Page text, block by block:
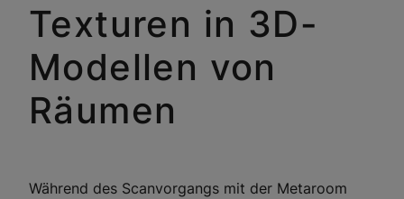
Texturen in 3D-
Modellen von
Räumen
Während des Scanvorgangs mit der Metaroom